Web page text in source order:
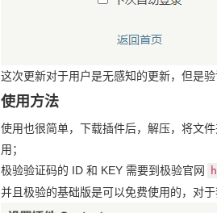
这次更新对于用户是无感知的更新，但是
使用方法
使用也很简单，下载插件后，解压，将文
用；
极验验证码的 ID 和 KEY 需要到极验官网
并且极验的基础版是可以免费使用的，对